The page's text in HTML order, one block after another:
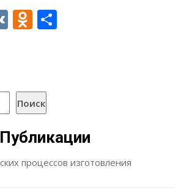
VKOdnoklassniki
Отправить
Поиск
процессов изготовления